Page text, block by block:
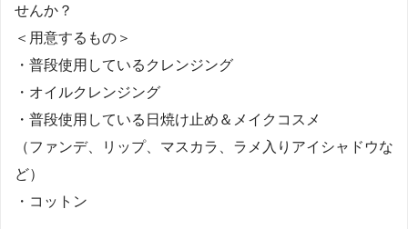
せんか？
＜用意するもの＞
・普段使用しているクレンジング
・オイルクレンジング
・普段使用している日焼け止め＆メイクコスメ
（ファンデ、リップ、マスカラ、ラメ入りアイシャドウな
ど）
・コットン